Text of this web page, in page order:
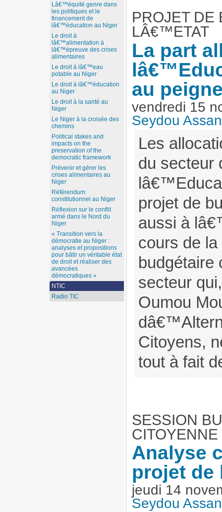
PROJET DE
LÂ€™ETAT
La part
au
vendredi 15
Seydou
Les
du secteur
projet de
aussi à
cours de
budgétaire
secteur
Oumou
Citoyens,
tout à fait
SESSION
Analyse
projet de
jeudi 14
Seydou
Lâ€™équité genre dans
les politiques et le
financement de
lâ€™éducation au Niger
Le droit à
lâ€™alimentation à
lâ€™épreuve des crises
alimentaires
Le droit à lâ€™eau
potable au Niger
Le droit à lâ€™éducation
au Niger
Le droit à la santé au
Niger
Le Niger à la croisée des
chemins
Political stakes and
impacts on the
preservation of the
democratic framework
Prévenir et gérer les
crises alimentaires au
Niger
Référendum
constitutionnel au Niger
Réflexion sur le conflit
armé dans le Nord du
Niger
« Transition vers la
démocratie au Niger :
analyses et propositions
pour bâtir un véritable état
de droit et réaliser des
avancées
démocratiques »
NTIC
Radio TIC